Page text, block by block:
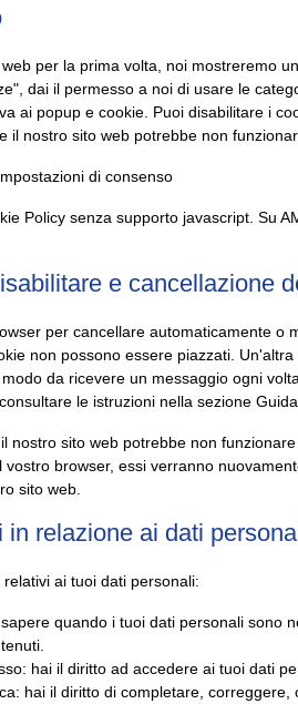
per la prima volta, noi mostreremo
dai il permesso a noi di usare le
ai popup e cookie. Puoi disabilitare i
il nostro sito web potrebbe non
di consenso
Policy senza supporto javascript. Su
e cancellazione
per cancellare automaticamente o
non possono essere piazzati.
da ricevere un messaggio ogni
le istruzioni nella sezione
nostro sito web potrebbe non
vostro browser, essi verranno
sito web.
in relazione ai dati
ai tuoi dati personali:
quando i tuoi dati personali sono
hai il diritto ad accedere ai tuoi dati
hai il diritto di completare,